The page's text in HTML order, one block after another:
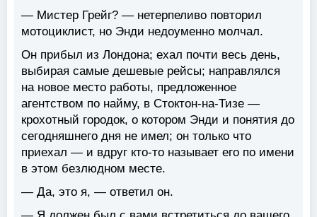
— Мистер Грейг? — нетерпеливо повторил
мотоциклист, но Энди недоуменно молчал.
Он прибыл из Лондона; ехал почти весь день,
выбирая самые дешевые рейсы; направлялся
на новое место работы, предложенное
агентством по найму, в Стоктон-на-Тизе —
крохотный городок, о котором Энди и понятия до
сегодняшнего дня не имел; он только что
приехал — и вдруг кто-то называет его по имени
в этом безлюдном месте.
— Да, это я, — ответил он.